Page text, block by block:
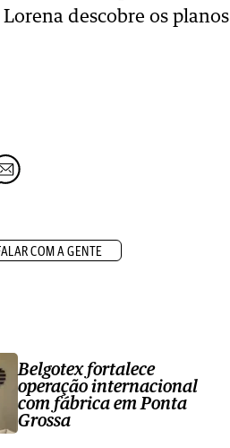
descobre os planos
COM A GENTE
Belgotex fortalece
operação internacional
com fábrica em Ponta
Grossa